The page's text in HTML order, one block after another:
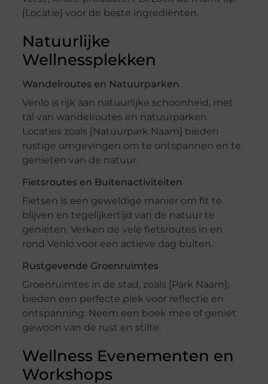
[Locatie] voor de beste ingrediënten.
Natuurlijke
Wellnessplekken
Wandelroutes en Natuurparken
Venlo is rijk aan natuurlijke schoonheid, met
tal van wandelroutes en natuurparken.
Locaties zoals [Natuurpark Naam] bieden
rustige omgevingen om te ontspannen en te
genieten van de natuur.
Fietsroutes en Buitenactiviteiten
Fietsen is een geweldige manier om fit te
blijven en tegelijkertijd van de natuur te
genieten. Verken de vele fietsroutes in en
rond Venlo voor een actieve dag buiten.
Rustgevende Groenruimtes
Groenruimtes in de stad, zoals [Park Naam],
bieden een perfecte plek voor reflectie en
ontspanning. Neem een boek mee of geniet
gewoon van de rust en stilte.
Wellness Evenementen en
Workshops